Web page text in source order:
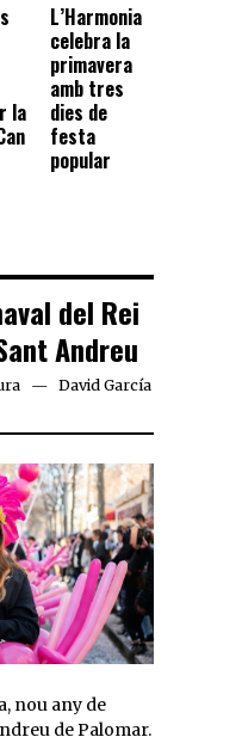
la
L’Harmonia
celebra la
primavera
amb tres
dies de
festa
popular
del Rei
Andreu
David García
nou any de
de Palomar.